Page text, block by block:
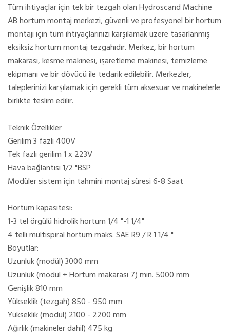
Tüm ihtiyaçlar için tek bir tezgah olan Hydroscand Machine
AB hortum montaj merkezi, güvenli ve profesyonel bir hortum
montajı için tüm ihtiyaçlarınızı karşılamak üzere tasarlanmış
eksiksiz hortum montaj tezgahıdır. Merkez, bir hortum
makarası, kesme makinesi, işaretleme makinesi, temizleme
ekipmanı ve bir dövücü ile tedarik edilebilir. Merkezler,
taleplerinizi karşılamak için gerekli tüm aksesuar ve makinelerle
birlikte teslim edilir.
Teknik Özellikler
Gerilim 3 fazlı 400V
Tek fazlı gerilim 1 x 223V
Hava bağlantısı 1/2 "BSP
Modüler sistem için tahmini montaj süresi 6-8 Saat
Hortum kapasitesi:
1-3 tel örgülü hidrolik hortum 1/4 "-1 1/4"
4 telli multispiral hortum maks. SAE R9 / R 1 1/4 "
Boyutlar:
Uzunluk (modül) 3000 mm
Uzunluk (modül + Hortum makarası 7) min. 5000 mm
Genişlik 810 mm
Yükseklik (tezgah) 850 - 950 mm
Yükseklik (modül) 2100 - 2200 mm
Ağırlık (makineler dahil) 475 kg